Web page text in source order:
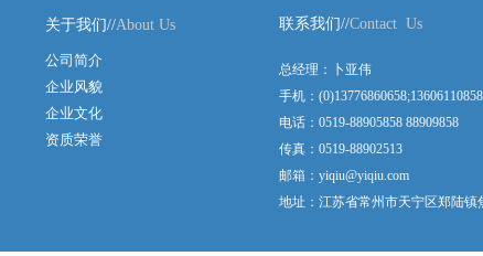
关于我们//About Us
公司简介
企业风貌
企业文化
资质荣誉
联系我们//Contact Us
总经理：卜亚伟
手机：
电话：0519-88905858 88909858
传真：0519-88902513
邮箱：yiqiu@yiqiu.com
地址：江苏省常州市天宁区郑陆镇